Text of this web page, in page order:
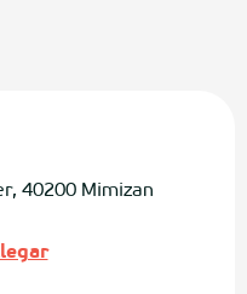
40200 Mimizan